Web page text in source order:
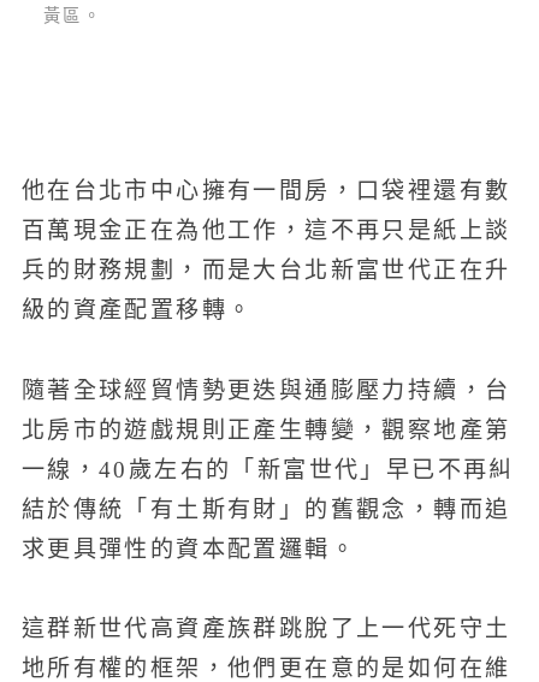
黃區。
他在台北市中心擁有一間房，口袋裡還有數
百萬現金正在為他工作，這不再只是紙上談
兵的財務規劃，而是大台北新富世代正在升
級的資產配置移轉。
隨著全球經貿情勢更迭與通膨壓力持續，台
北房市的遊戲規則正產生轉變，觀察地產第
一線，40歲左右的「新富世代」早已不再糾
結於傳統「有土斯有財」的舊觀念，轉而追
求更具彈性的資本配置邏輯。
這群新世代高資產族群跳脫了上一代死守土
地所有權的框架，他們更在意的是如何在維